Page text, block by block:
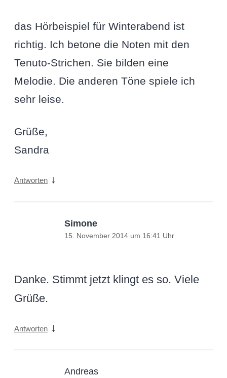
das Hörbeispiel für Winterabend ist
richtig. Ich betone die Noten mit den
Tenuto-Strichen. Sie bilden eine
Melodie. Die anderen Töne spiele ich
sehr leise.
Grüße,
Sandra
Antworten ↓
Simone
15. November 2014 um 16:41 Uhr
Danke. Stimmt jetzt klingt es so. Viele
Grüße.
Antworten ↓
Andreas